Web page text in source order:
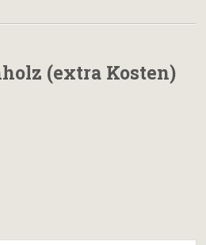
(extra Kosten)